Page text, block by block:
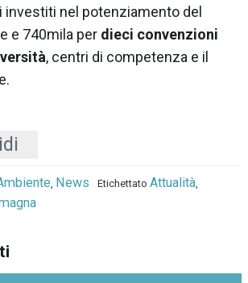
nel potenziamento del
e 740mila per dieci convenzioni
, centri di competenza e il
, News Etichettato Attualità,